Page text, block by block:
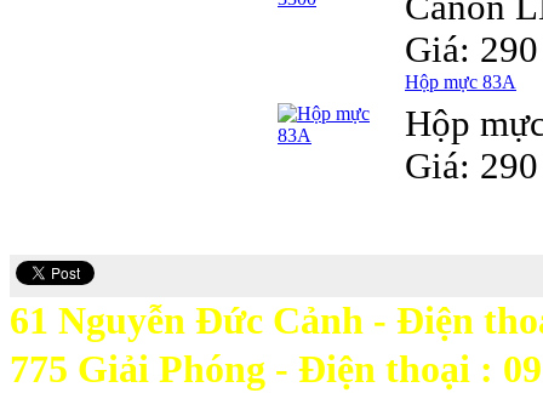
Giá:
Hộp mực 83A
Hộp
Giá:
61 Nguyễn Đức Cảnh - Điện
775 Giải Phóng - Điện thoại :